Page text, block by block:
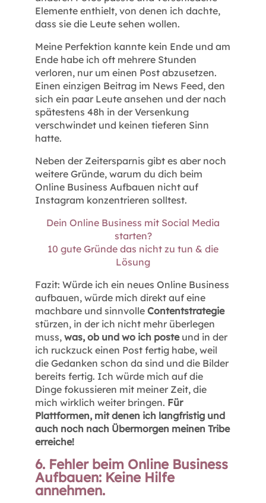
Elemente enthielt, von denen ich dachte,
dass sie die Leute sehen wollen.
Meine Perfektion kannte kein Ende und am
Ende habe ich oft mehrere Stunden
verloren, nur um einen Post abzusetzen.
Einen einzigen Beitrag im News Feed, den
sich ein paar Leute ansehen und der nach
spätestens 48h in der Versenkung
verschwindet und keinen tieferen Sinn
hatte.
Neben der Zeitersparnis gibt es aber noch
weitere Gründe, warum du dich beim
Online Business Aufbauen nicht auf
Instagram konzentrieren solltest.
Dein Online Business mit Social Media
starten?
10 gute Gründe das nicht zu tun & die
Lösung
Fazit: Würde ich ein neues Online Business
aufbauen, würde mich direkt auf eine
machbare und sinnvolleContentstrategie
stürzen, in der ich nicht mehr überlegen
muss,was, ob und wo ich posteund in der
ich ruckzuck einen Post fertig habe, weil
die Gedanken schon da sind und die Bilder
bereits fertig. Ich würde mich auf die
Dinge fokussieren mit meiner Zeit, die
mich wirklich weiter bringen. Für
Plattformen, mit denen ich langfristig und
auch noch nach Übermorgen meinen Tribe
erreiche!
6. Fehler beim Online Business
Aufbauen: Keine Hilfe
annehmen.